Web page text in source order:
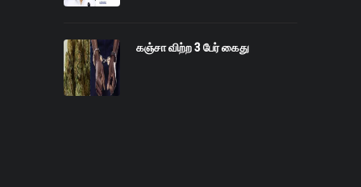
கஞ்சா விற்ற 3 பேர் கைது